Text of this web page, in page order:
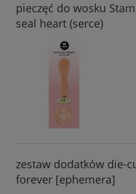
pieczęć do wosku
seal heart (serce)
zestaw dodatków die-
forever [ephemera]